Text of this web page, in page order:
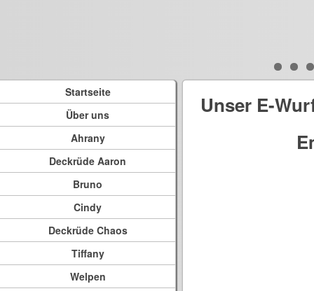
Startseite
Über uns
Ahrany
Deckrüde Aaron
Bruno
Cindy
Deckrüde Chaos
Tiffany
Welpen
Unser E-